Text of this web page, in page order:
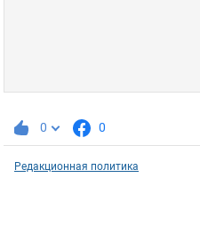
0 0
Редакционная политика